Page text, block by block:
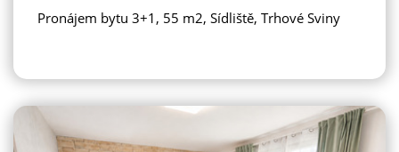
Pronájem bytu 3+1, 55 m2, Sídliště, Trhové Sviny